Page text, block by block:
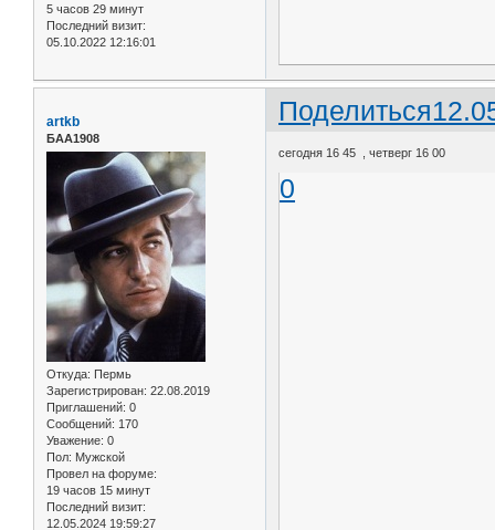
5 часов 29 минут
Последний визит:
05.10.2022 12:16:01
Поделиться
artkb
БАА1908
Откуда: Пермь
Зарегистрирован: 22.08.2019
Приглашений: 0
Сообщений: 170
Уважение: 0
Пол: Мужской
Провел на форуме:
19 часов 15 минут
Последний визит:
12.05.2024 19:59:27
сегодня 16 45 , четверг 16 00
0